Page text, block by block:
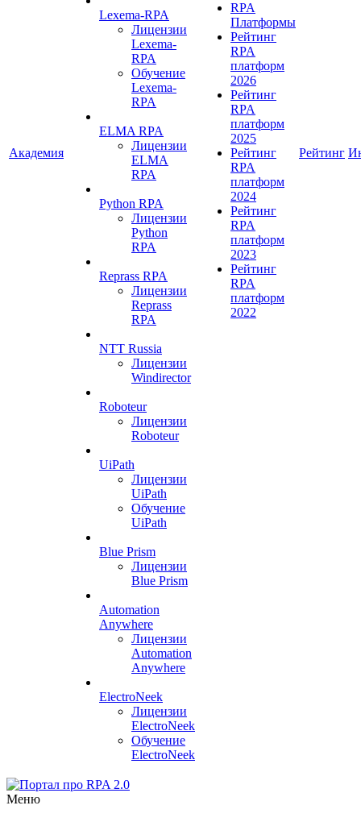
Академия
Lexema-RPA
Лицензии
Lexema-
RPA
Обучение
Lexema-
RPA
ELMA RPA
Лицензии
ELMA
RPA
Python RPA
Лицензии
Python
RPA
Reprass RPA
Лицензии
Reprass
RPA
NTT Russia
Лицензии
Windirector
Roboteur
Лицензии
Roboteur
UiPath
Лицензии
UiPath
Обучение
UiPath
Blue Prism
Лицензии
Blue Prism
Automation
Anywhere
Лицензии
Automation
Anywhere
ElectroNeek
Лицензии
ElectroNeek
Обучение
ElectroNeek
RPA
Платформы
Рейтинг
RPA
платформ
2026
Рейтинг
RPA
платформ
2025
Рейтинг
RPA
платформ
2024
Рейтинг
RPA
платформ
2023
Рейтинг
RPA
платформ
2022
Рейтинг
Меню